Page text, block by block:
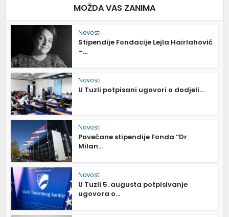
MOŽDA VAS ZANIMA
Novosti
Stipendije Fondacije Lejla Hairlahović
–...
Novosti
U Tuzli potpisani ugovori o dodjeli...
Novosti
Povećane stipendije Fonda “Dr
Milan...
Novosti
U Tuzli 5. augusta potpisivanje
ugovora o...